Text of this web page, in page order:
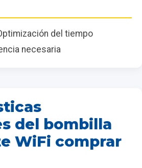
del tiempo
necesaria
del bombilla
WiFi comprar